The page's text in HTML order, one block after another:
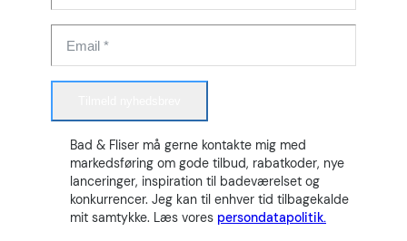
Bad & Fliser må gerne kontakte mig med
markedsføring om gode tilbud, rabatkoder, nye
lanceringer, inspiration til badeværelset og
konkurrencer. Jeg kan til enhver tid tilbagekalde
mit samtykke. Læs vores persondatapolitik.